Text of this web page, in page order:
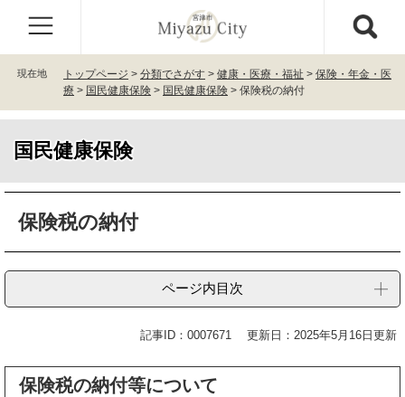
で
ば
本
現在地 トップページ > 分類でさがす > 健康・医療・福祉 > 保険・年金・医
療 > 国民健康保険 > 国民健康保険 > 保険税の納付
国民健康保険
保険税の納付
ページ内目次
記事ID：0007671 更新日：2025年5月16日更新
保険税の納付等について